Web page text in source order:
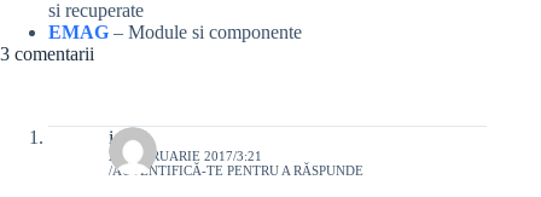
si recuperate
EMAG – Module si componente
3 comentarii
ionel
22 FEBRUARIE 2017/3:21
AUTENTIFICĂ-TE PENTRU A RĂSPUNDE